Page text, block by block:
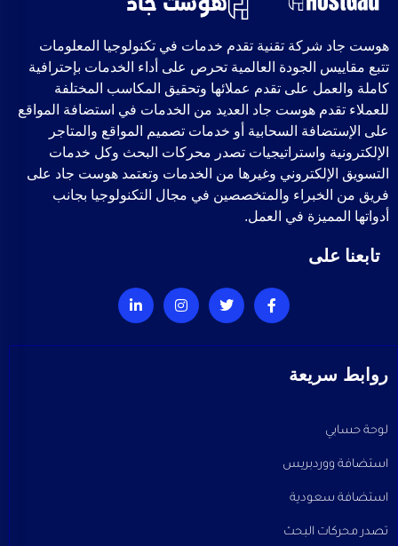
هوست جاد شركة تقنية تقدم خدمات في تكنولوجيا المعلومات
تتبع مقاييس الجودة العالمية تحرص على أداء الخدمات بإحترافية
كاملة والعمل على تقدم عملائها وتحقيق المكاسب المختلفة
للعملاء تقدم هوست جاد العديد من الخدمات في استضافة المواقع
على الإستضافة السحابية أو خدمات تصميم المواقع والمتاجر
الإلكترونية واستراتيجيات تصدر محركات البحث وكل خدمات
التسويق الإلكتروني وغيرها من الخدمات وتعتمد هوست جاد على
فريق من الخبراء والمتخصصين في مجال التكنولوجيا بجانب
أدواتها المميزة في العمل.
تابعنا على
روابط سريعة
لوحة حسابي
استضافة ووردبريس
استضافة سعودية
تصدر محركات البحث